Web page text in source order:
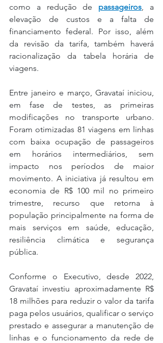
como a redução de passageiros, a
elevação de custos e a falta de
financiamento federal. Por isso, além
da revisão da tarifa, também haverá
racionalização da tabela horária de
viagens.
Entre janeiro e março, Gravataí iniciou,
em fase de testes, as primeiras
modificações no transporte urbano.
Foram otimizadas 81 viagens em linhas
com baixa ocupação de passageiros
em horários intermediários, sem
impacto nos períodos de maior
movimento. A iniciativa já resultou em
economia de R$ 100 mil no primeiro
trimestre, recurso que retorna à
população principalmente na forma de
mais serviços em saúde, educação,
resiliência climática e segurança
pública.
Conforme o Executivo, desde 2022,
Gravataí investiu aproximadamente R$
18 milhões para reduzir o valor da tarifa
paga pelos usuários, qualificar o serviço
prestado e assegurar a manutenção de
linhas e o funcionamento da rede de